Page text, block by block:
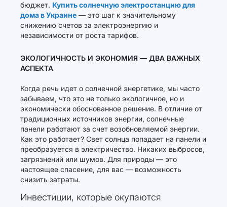
бюджет. Купить солнечную электростанцию для
дома в Украине — это шаг к значительному
снижению счетов за электроэнергию и
независимости от роста тарифов.
ЭКОЛОГИЧНОСТЬ И ЭКОНОМИЯ — ДВА ВАЖНЫХ
АСПЕКТА
Когда речь идет о солнечной энергетике, мы часто
забываем, что это не только экологичное, но и
экономически обоснованное решение. В отличие от
традиционных источников энергии, солнечные
панели работают за счет возобновляемой энергии.
Как это работает? Свет солнца попадает на панели и
преобразуется в электричество. Никаких выбросов,
загрязнений или шумов. Для природы — это
настоящее спасение, для вас — возможность
снизить затраты.
Инвестиции, которые окупаются